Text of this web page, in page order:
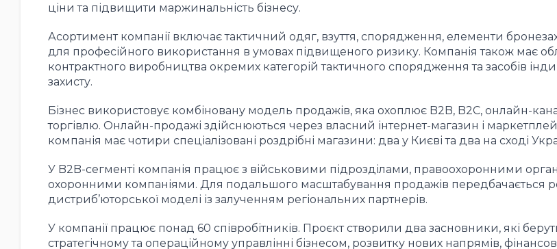
ціни та підвищити маржинальність бізнесу.
Асортимент компанії включає тактичний одяг, взуття, спорядження, елементи
для професійного використання в умовах підвищеного ризику. Компанія також має
контрактного виробництва окремих категорій тактичного спорядження та засобів
захисту.
Бізнес використовує комбіновану модель продажів, яка охоплює B2B, B2C, онлайн-
торгівлю. Онлайн-продажі здійснюються через власний інтернет-магазин і
компанія має чотири спеціалізовані роздрібні магазини: два у Києві та два на сході
У B2B-сегменті компанія працює з військовими підрозділами, правоохоронними
охоронними компаніями. Для подальшого масштабування продажів передбачається
дистриб’юторської моделі із залученням регіональних партнерів.
У компанії працює понад 60 співробітників. Проєкт створили два засновники, які
стратегічному та операційному управлінні бізнесом, розвитку нових напрямів,